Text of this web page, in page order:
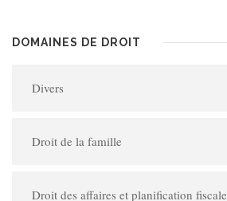
DOMAINES DE DROIT
Divers
Droit de la famille
Droit des affaires et planification fiscale